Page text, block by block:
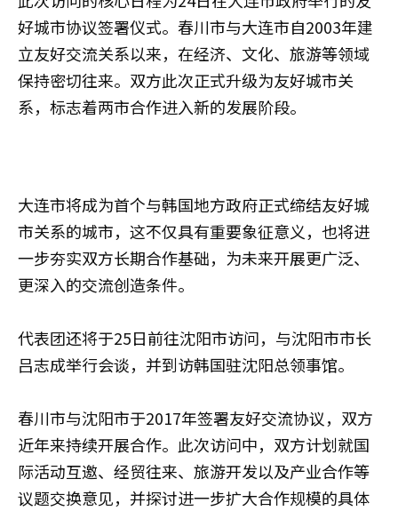
好城市协议签署仪式。春川市与大连市自2003年建
立友好交流关系以来，在经济、文化、旅游等领域
保持密切往来。双方此次正式升级为友好城市关
系，标志着两市合作进入新的发展阶段。
大连市将成为首个与韩国地方政府正式缔结友好城
市关系的城市，这不仅具有重要象征意义，也将进
一步夯实双方长期合作基础，为未来开展更广泛、
更深入的交流创造条件。
代表团还将于25日前往沈阳市访问，与沈阳市市长
吕志成举行会谈，并到访韩国驻沈阳总领事馆。
春川市与沈阳市于2017年签署友好交流协议，双方
近年来持续开展合作。此次访问中，双方计划就国
际活动互邀、经贸往来、旅游开发以及产业合作等
议题交换意见，并探讨进一步扩大合作规模的具体